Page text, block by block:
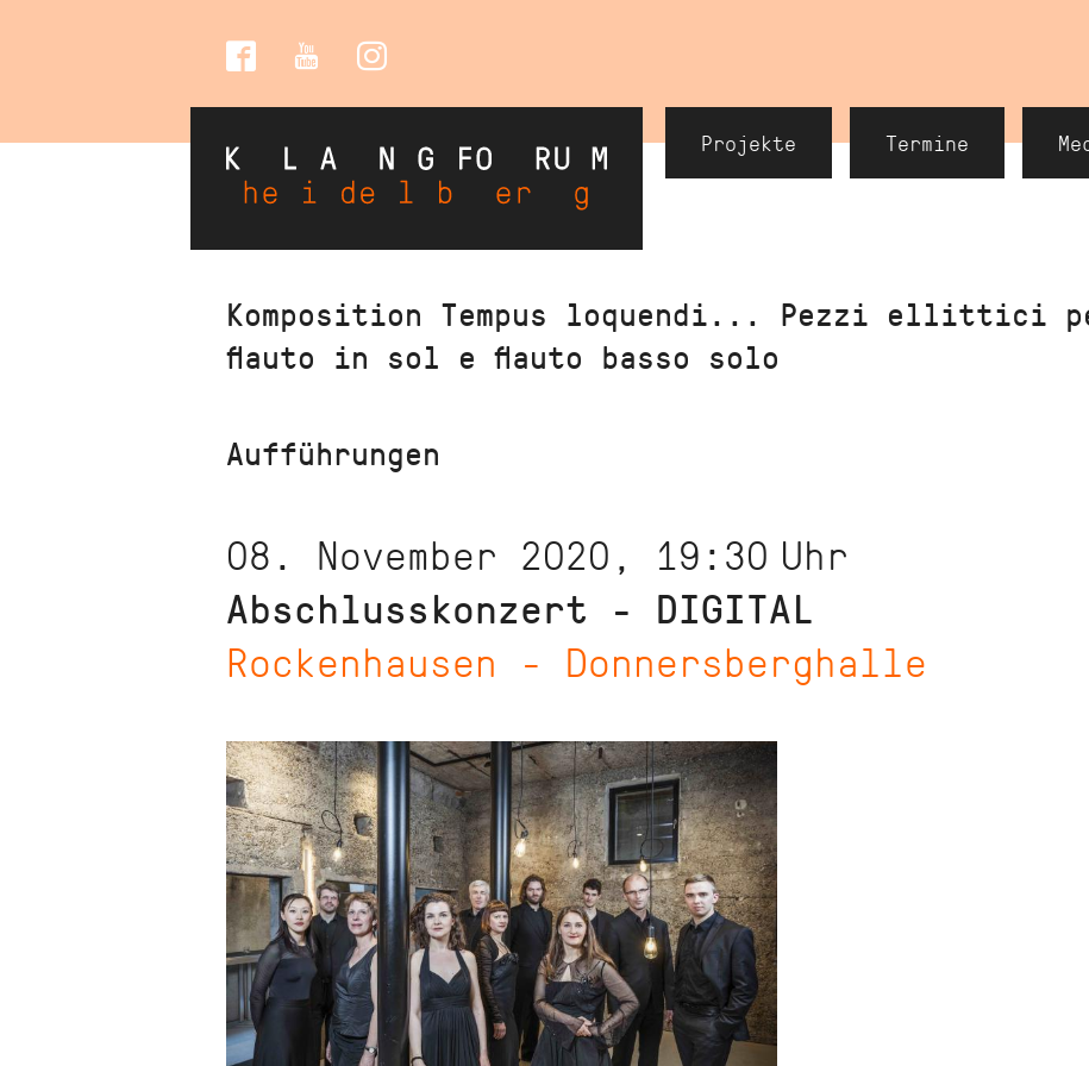
Social
Header
Navigation
Projekte Termine
Komposition Tempus loquendi... Pezzi ellittici
flauto in sol e flauto basso solo
Aufführungen
08. November 2020, 19:30 Uhr
Abschlusskonzert - DIGITAL
Rockenhausen - Donnersberghalle